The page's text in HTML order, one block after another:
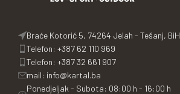
Braće Kotorić 5, 74264 Jelah - Tešanj, BiH
Telefon: +387 62 110 969
Telefon: +387 32 661 907
mail: info@kartal.ba
Ponedjeljak - Subota: 08:00 h - 16:00 h